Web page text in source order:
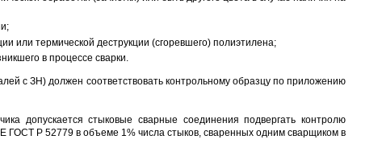
или термической деструкции (сгоревшего) полиэтилена;
в процессе сварки.
с ЗН) должен соответствовать контрольному образцу по приложению
допускается стыковые сварные соединения подвергать контролю
ГОСТ Р 52779 в объеме 1% числа стыков, сваренных одним сварщиком в